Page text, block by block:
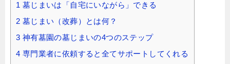
1 墓じまいは「自宅にいながら」できる
2 墓じまい（改葬）とは何？
3 神有墓園の墓じまいの4つのステップ
4 専門業者に依頼すると全てサポートしてくれる